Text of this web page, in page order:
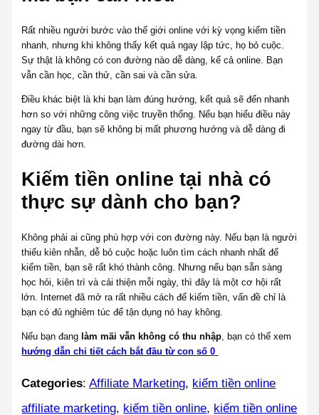
Rất nhiều người bước vào thế giới online với kỳ vọng kiếm tiền
nhanh, nhưng khi không thấy kết quả ngay lập tức, họ bỏ cuộc.
Sự thật là không có con đường nào dễ dàng, kể cả online. Bạn
vẫn cần học, cần thử, cần sai và cần sửa.
Điều khác biệt là khi bạn làm đúng hướng, kết quả sẽ đến nhanh
hơn so với những công việc truyền thống. Nếu bạn hiểu điều này
ngay từ đầu, bạn sẽ không bị mất phương hướng và dễ dàng đi
đường dài hơn.
Kiếm tiền online tại nhà có
thực sự dành cho bạn?
Không phải ai cũng phù hợp với con đường này. Nếu bạn là người
thiếu kiên nhẫn, dễ bỏ cuộc hoặc luôn tìm cách nhanh nhất để
kiếm tiền, bạn sẽ rất khó thành công. Nhưng nếu bạn sẵn sàng
học hỏi, kiên trì và cải thiện mỗi ngày, thì đây là một cơ hội rất
lớn. Internet đã mở ra rất nhiều cách để kiếm tiền, vấn đề chỉ là
bạn có đủ nghiêm túc để tận dụng nó hay không.
Nếu bạn đang làm mãi vẫn không có thu nhập , bạn có thể xem
hướng dẫn chi tiết cách bắt đầu từ con số 0
Categories:Affiliate Marketing, kiếm tiền online
affiliate marketing, kiếm tiền online, kiếm tiền online